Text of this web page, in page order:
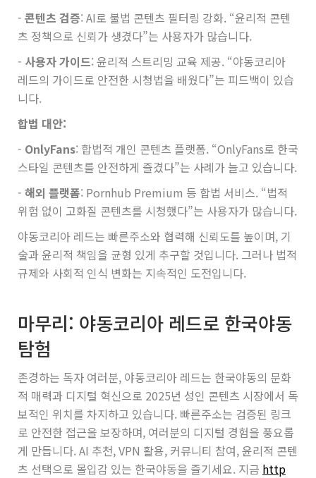
- 콘텐츠 검증: AI로 불법 콘텐츠 필터링 강화. “윤리적 콘텐
츠 정책으로 신뢰가 생겼다”는 사용자가 많습니다.
- 사용자 가이드: 윤리적 스트리밍 교육 제공. “야동코리아
레드의 가이드로 안전한 시청법을 배웠다”는 피드백이 있습
니다.
합법 대안:
- OnlyFans: 합법적 개인 콘텐츠 플랫폼. “OnlyFans로 한국
스타일 콘텐츠를 안전하게 즐겼다”는 사례가 늘고 있습니다.
- 해외 플랫폼: Pornhub Premium 등 합법 서비스. “법적
위험 없이 고화질 콘텐츠를 시청했다”는 사용자가 많습니다.
야동코리아 레드는 빠른주소와 협력해 신뢰도를 높이며, 기
술과 윤리적 책임을 균형 있게 추구할 것입니다. 그러나 법적
규제와 사회적 인식 변화는 지속적인 도전입니다.
마무리: 야동코리아 레드로 한국야동
탐험
존경하는 독자 여러분, 야동코리아 레드는 한국야동의 문화
적 매력과 디지털 혁신으로 2025년 성인 콘텐츠 시장에서 독
보적인 위치를 차지하고 있습니다. 빠른주소는 검증된 링크
로 안전한 접근을 보장하며, 여러분의 디지털 경험을 풍요롭
게 만듭니다. AI 추천, VPN 활용, 커뮤니티 참여, 윤리적 콘텐
츠 선택으로 몰입감 있는 한국야동을 즐기세요. 지금 http